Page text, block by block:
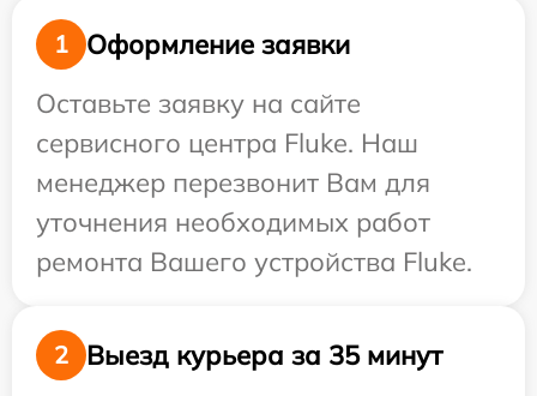
1
Оформление заявки
Оставьте заявку на сайте
сервисного центра Fluke. Наш
менеджер перезвонит Вам для
уточнения необходимых работ
ремонта Вашего устройства Fluke.
2
Выезд курьера за 35 минут